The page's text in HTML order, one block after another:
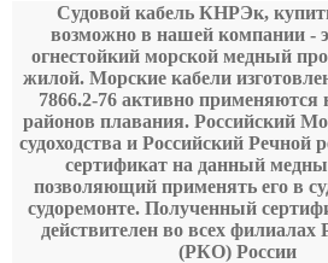
Судовой кабель КНРЭк,
возможно в нашей компании -
огнестойкий морской медный
жилой. Морские кабели
7866.2-76 активно применяются
районов плавания. Российский
судоходства и Российский Речной
сертификат на данный
позволяющий применять его в
судоремонте. Полученный
действителен во всех
(РКО) России